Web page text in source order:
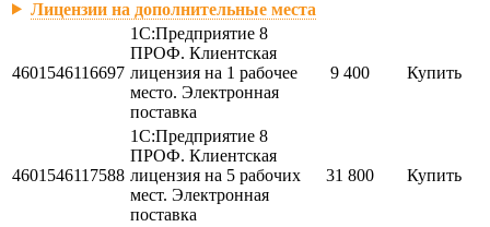
Лицензии на дополнительные места
4601546116697
1С:Предприятие 8
ПРОФ. Клиентская
лицензия на 1 рабочее
место. Электронная
поставка
9 400 Купить
4601546117588
1С:Предприятие 8
ПРОФ. Клиентская
лицензия на 5 рабочих
мест. Электронная
поставка
31 800 Купить